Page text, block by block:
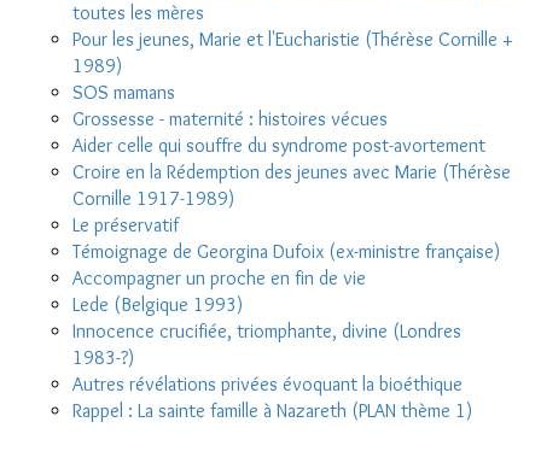
toutes les mères
Pour les jeunes, Marie et l'Eucharistie (Thérèse Cornille +
1989)
SOS mamans
Grossesse - maternité : histoires vécues
Aider celle qui souffre du syndrome post-avortement
Croire en la Rédemption des jeunes avec Marie (Thérèse
Cornille 1917-1989)
Le préservatif
Témoignage de Georgina Dufoix (ex-ministre française)
Accompagner un proche en fin de vie
Lede (Belgique 1993)
Innocence crucifiée, triomphante, divine (Londres
1983-?)
Autres révélations privées évoquant la bioéthique
Rappel : La sainte famille à Nazareth (PLAN thème 1)